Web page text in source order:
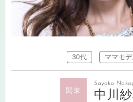
30代 ママモ
関東
Sayaka
中川